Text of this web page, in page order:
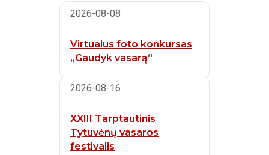
2026-08-08
Virtualus foto konkursas
„Gaudyk vasarą“
2026-08-16
XXIII Tarptautinis
Tytuvėnų vasaros
festivalis